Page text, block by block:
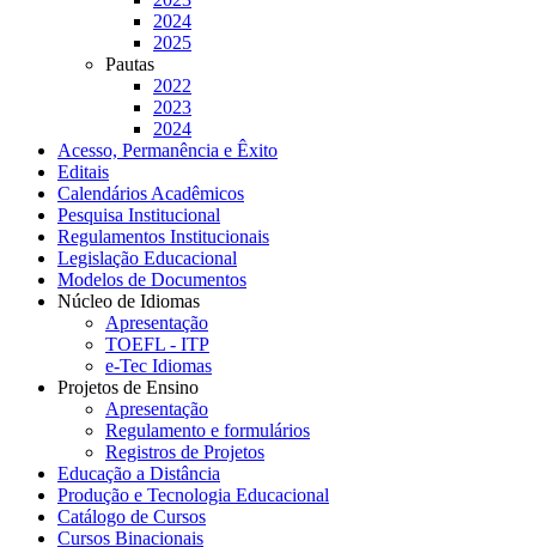
2024
2025
Pautas
2022
2023
2024
Acesso, Permanência e Êxito
Editais
Calendários Acadêmicos
Pesquisa Institucional
Regulamentos Institucionais
Legislação Educacional
Modelos de Documentos
Núcleo de Idiomas
Apresentação
TOEFL - ITP
e-Tec Idiomas
Projetos de Ensino
Apresentação
Regulamento e formulários
Registros de Projetos
Educação a Distância
Produção e Tecnologia Educacional
Catálogo de Cursos
Cursos Binacionais